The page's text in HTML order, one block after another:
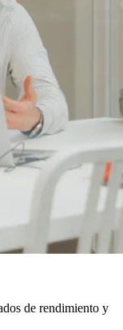
de rendimiento y